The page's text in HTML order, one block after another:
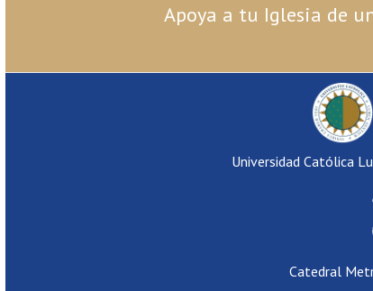
Apoya a tu Iglesia de
Universidad Católica
Catedral